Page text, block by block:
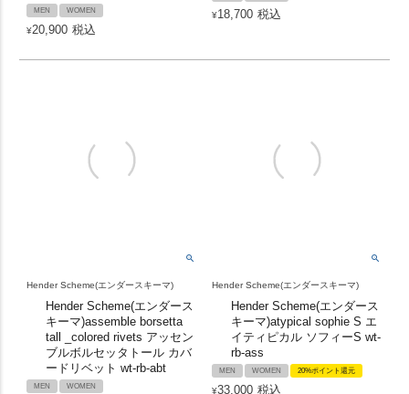
MEN WOMEN
¥20,900 税込
¥18,700 税込
Hender Scheme(エンダースキーマ)
Hender Scheme(エンダース
キーマ)assemble borsetta
tall _colored rivets アッセン
ブルボルセッタトール カバ
ードリベット wt-rb-abt
MEN WOMEN
Hender Scheme(エンダースキーマ)
Hender Scheme(エンダース
キーマ)atypical sophie S エ
イティピカル ソフィーS wt-
rb-ass
MEN WOMEN 20%ポイント還元
¥33,000 税込